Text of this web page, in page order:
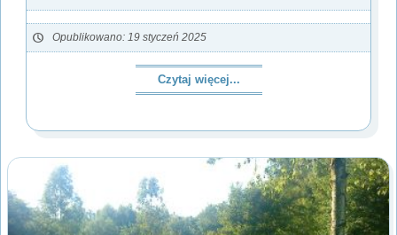
Opublikowano: 19 styczeń 2025
Czytaj więcej...